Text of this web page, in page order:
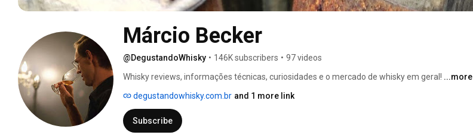
Márcio Becker
@DegustandoWhisky • 146K subscribers • 97 videos
Whisky reviews, informações técnicas, curiosidades e o mercado de whisky em geral! ...more
degustandowhisky.com.br and 1 more link
Subscribe